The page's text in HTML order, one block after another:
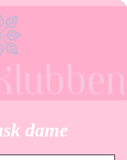
dame